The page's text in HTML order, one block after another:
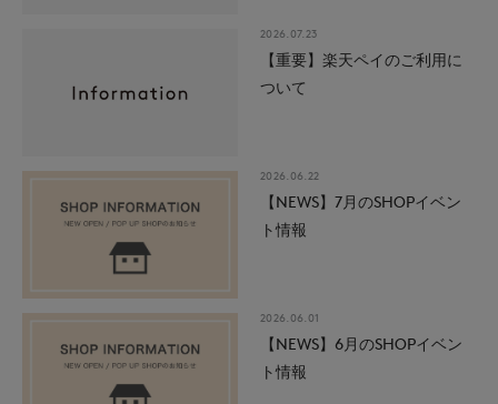
2026.07.23
【重要】楽天ペイのご利用に
ついて
2026.06.22
【NEWS】7月のSHOPイベン
ト情報
2026.06.01
【NEWS】6月のSHOPイベン
ト情報